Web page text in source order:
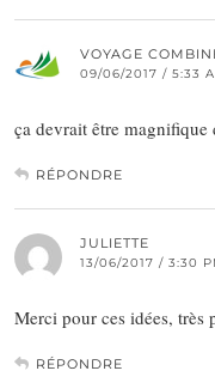
VOYAGE
09/06/2017 / 5:33
ça devrait être magnifique
RÉPONDRE
JULIETTE
13/06/2017 / 3:30
Merci pour ces idées, très
RÉPONDRE